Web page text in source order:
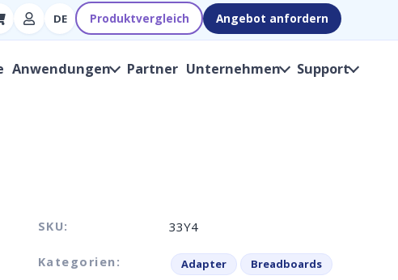
DE Produktvergleich Angebot anfordern
Anwendungen Partner Unternehmen Support
SKU: 33Y4
Kategorien: Adapter Breadboards